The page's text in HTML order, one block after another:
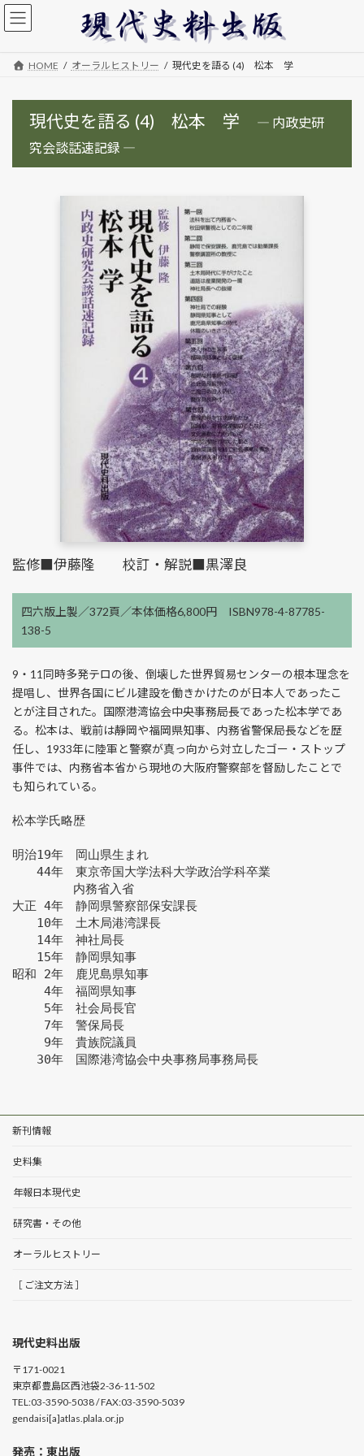
コ
ン
ナ
ビ
HOME オーラルヒストリー 現代史を語る (4) 松本 学
現代史を語る (4) 松本 学
― 内政史研
究会談話速記録 ―
監修■伊藤隆 校訂・解説■黒澤良
四六版上製／372頁／本体価格6,800円 ISBN978-4-87785-
138-5
9・11同時多発テロの後、倒壊した世界貿易センターの根本理念を
提唱し、世界各国にビル建設を働きかけたのが日本人であったこ
とが注目された。国際港湾協会中央事務局長であった松本学であ
る。松本は、戦前は靜岡や福岡県知事、内務省警保局長などを歴
任し、1933年に陸軍と警察が真っ向から対立したゴー・ストップ
事件では、内務省本省から現地の大阪府警察部を督励したことで
も知られている。
松本学氏略歴
明治19年　岡山県生まれ
44年　東京帝国大学法科大学政治学科卒業
内務省入省
大正 4年　静岡県警察部保安課長
10年　土木局港湾課長
14年　神社局長
15年　静岡県知事
昭和 2年　鹿児島県知事
4年　福岡県知事
5年　社会局長官
7年　警保局長
9年　貴族院議員
30年　国際港湾協会中央事務局事務局長
新刊情報
史料集
年報日本現代史
研究書・その他
オーラルヒストリー
［ ご注文方法 ］
現代史料出版
〒171-0021
東京都豊島区西池袋2-36-11-502
TEL:03-3590-5038 / FAX:03-3590-5039
gendaisi[a]atlas.plala.or.jp
発売：東出版